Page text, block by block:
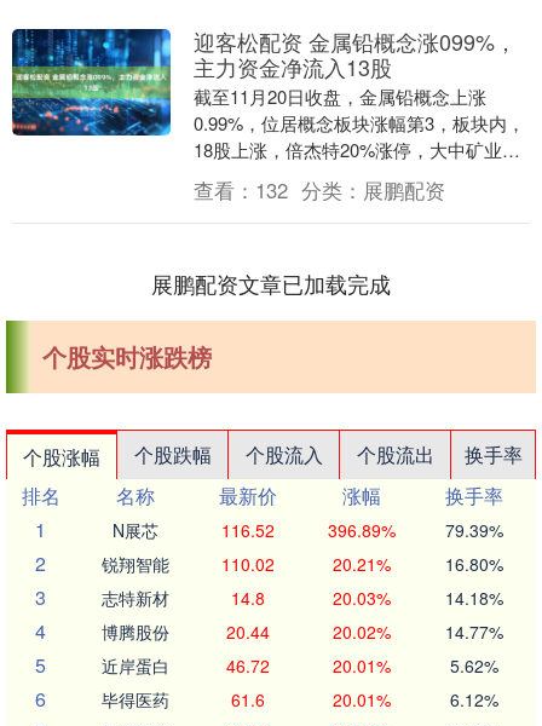
迎客松配资 金属铅概念涨099%，
主力资金净流入13股
截至11月20日收盘，金属铅概念上涨
0.99%，位居概念板块涨幅第3，板块内，
18股上涨，倍杰特20%涨停，大中矿业、
威领股份、国城矿业等涨幅居前，分别上
涨7.....
查看： 132 分类： 展鹏配资
展鹏配资文章已加载完成
个股实时涨跌榜
个股涨幅 个股跌幅 个股流入 个股流出
换手率
排名
名称 最新价 涨幅
换手率
1
N展芯 116.52 396.89% 79.39%
2 锐翔智能 110.02 20.21% 16.80%
3 志特新材 14.8 20.03% 14.18%
4 博腾股份 20.44 20.02% 14.77%
5 近岸蛋白 46.72 20.01% 5.62%
6 毕得医药 61.6 20.01% 6.12%